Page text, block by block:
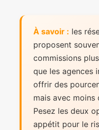
À savoir : les
proposent
commissions
que les agences
offrir des
mais avec moins
Pesez les deux
appétit pour le